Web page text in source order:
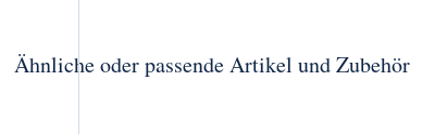
Ähnliche oder passende Artikel und Zubehör